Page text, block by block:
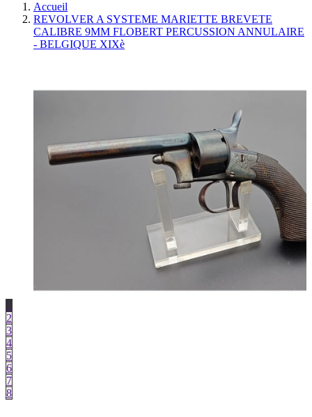
Accueil
REVOLVER A SYSTEME MARIETTE BREVETE
CALIBRE 9MM FLOBERT PERCUSSION ANNULAIRE
- BELGIQUE XIXè
1
2
3
4
5
6
7
8